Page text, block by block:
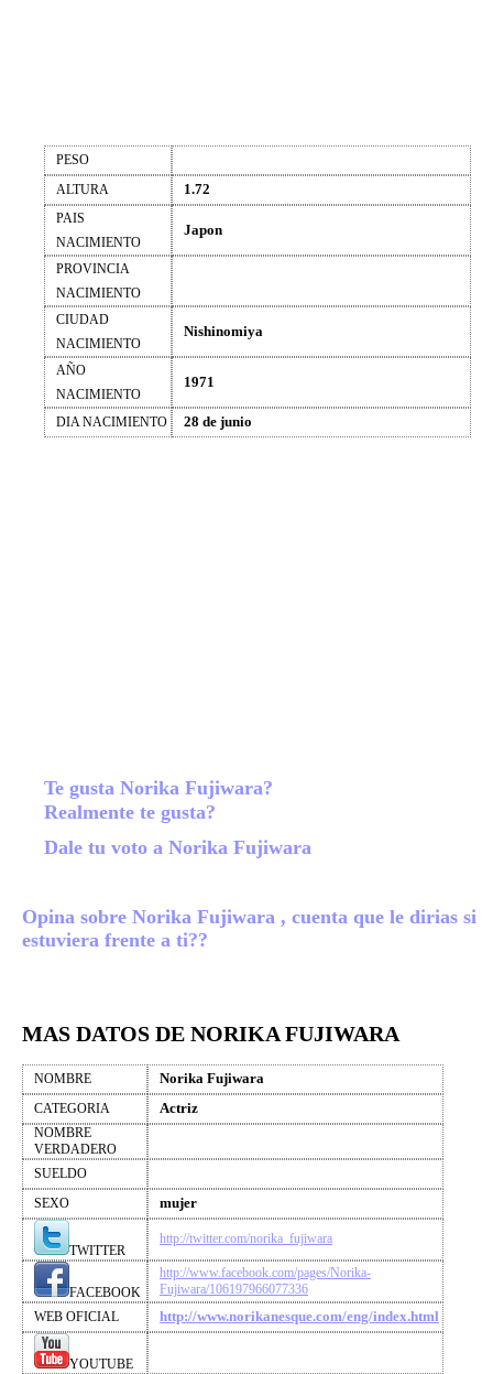
PESO
ALTURA
1.72
PAIS
NACIMIENTO
Japon
PROVINCIA
NACIMIENTO
CIUDAD
NACIMIENTO
Nishinomiya
AÑO
NACIMIENTO
1971
DIA NACIMIENTO 28 de junio
Te gusta Norika Fujiwara?
Realmente te gusta?
Dale tu voto a Norika Fujiwara
Opina sobre Norika Fujiwara , cuenta que le dirias si
estuviera frente a ti??
MAS DATOS DE NORIKA FUJIWARA
NOMBRE Norika Fujiwara
CATEGORIA Actriz
NOMBRE
VERDADERO
SUELDO
SEXO
mujer
TWITTER
http://twitter.com/norika_fujiwara
FACEBOOK
http://www.facebook.com/pages/Norika-
Fujiwara/106197966077336
WEB OFICIAL
http://www.norikanesque.com/eng/index.html
YOUTUBE